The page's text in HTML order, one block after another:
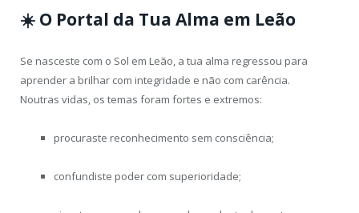
☀️ O Portal da Tua Alma em Leão
Se nasceste com o Sol em Leão, a tua alma regressou para
aprender a brilhar com integridade e não com carência.
Noutras vidas, os temas foram fortes e extremos:
procuraste reconhecimento sem consciência;
confundiste poder com superioridade;